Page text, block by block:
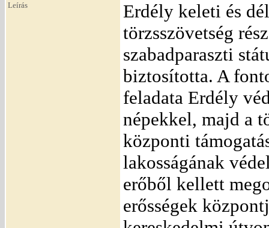
Leírás
Erdély keleti és
törzsszövetség
szabadparaszti
biztosította. A
feladata Erdély
népekkel, majd a
központi
lakosságának
erőből kellett
erősségek